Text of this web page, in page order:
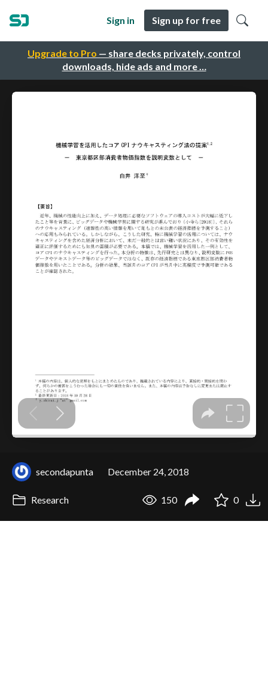
Upgrade to Pro — share decks privately, control
downloads, hide ads and more …
Sign in Sign up for free
secondapunta December 24, 2018
Research 150 0